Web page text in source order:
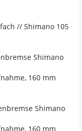
// Shimano 105
Shimano
160 mm
Shimano
160 mm